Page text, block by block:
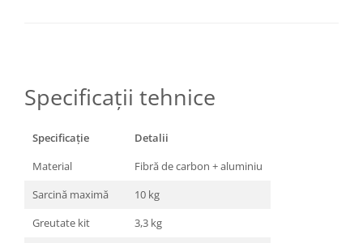
Specificații tehnice
Specificație
Detalii
Material
Fibră de carbon + aluminiu
Sarcină maximă
10 kg
Greutate kit
3,3 kg